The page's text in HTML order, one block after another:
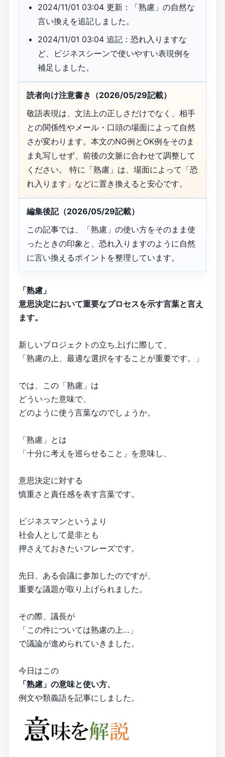
2024/11/01 03:04 更新：「熟慮」の自然な
言い換えを追記しました。
2024/11/01 03:04 追記：恐れ入りますな
ど、ビジネスシーンで使いやすい表現例を
補足しました。
読者向け注意書き（2026/05/29記載）
敬語表現は、文法上の正しさだけでなく、相手
との関係性やメール・口頭の場面によって自然
さが変わります。本文のNG例とOK例をそのま
ま丸写しせず、前後の文脈に合わせて調整して
ください。 特に「熟慮」は、場面によって「恐
れ入ります」などに置き換えると安心です。
編集後記（2026/05/29記載）
この記事では、「熟慮」の使い方をそのまま使
ったときの印象と、恐れ入りますのように自然
に言い換えるポイントを整理しています。
「熟慮」
意思決定において重要なプロセスを示す言葉と言え
ます。
新しいプロジェクトの立ち上げに際して、
「熟慮の上、最適な選択をすることが重要です。」
では、この「熟慮」は
どういった意味で、
どのように使う言葉なのでしょうか。
「熟慮」とは
「十分に考えを巡らせること」を意味し、
意思決定に対する
慎重さと責任感を表す言葉です。
ビジネスマンというより
社会人として是非とも
押さえておきたいフレーズです。
先日、ある会議に参加したのですが、
重要な議題が取り上げられました。
その際、議長が
「この件については熟慮の上…」
で議論が進められていきました。
今日はこの
「熟慮」の意味と使い方、
例文や類義語を記事にしました。